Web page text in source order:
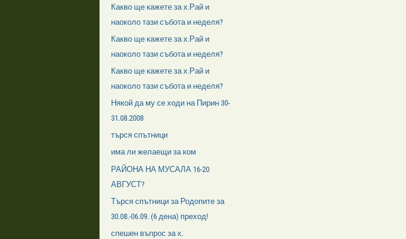
Какво ще кажете за х.Рай и
наоколо тази събота и неделя?
Какво ще кажете за х.Рай и
наоколо тази събота и неделя?
Какво ще кажете за х.Рай и
наоколо тази събота и неделя?
Някой да му се ходи на Пирин 30-
31.08.2008
търся спътници
има ли желаещи за ком
РАЙОНА НА МУСАЛА 16-20
АВГУСТ?
Търся спътници за Родопите за
30.08.-06.09. (6 дена) преход!
спешен въпрос за х.